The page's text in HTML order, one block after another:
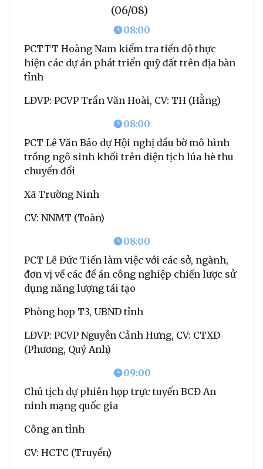
(06/08)
08:00
PCTTT Hoàng Nam kiểm tra tiến độ thực
hiện các dự án phát triển quỹ đất trên địa bàn
tỉnh
LĐVP: PCVP Trần Văn Hoài, CV: TH (Hằng)
08:00
PCT Lê Văn Bảo dự Hội nghị đầu bờ mô hình
trồng ngô sinh khối trên diện tịch lúa hè thu
chuyển đổi
Xã Trường Ninh
CV: NNMT (Toàn)
08:00
PCT Lê Đức Tiến làm việc với các sở, ngành,
đơn vị về các đề án công nghiệp chiến lược sử
dụng năng lượng tái tạo
Phòng họp T3, UBND tỉnh
LĐVP: PCVP Nguyễn Cảnh Hưng, CV: CTXD
(Phương, Quý Anh)
09:00
Chủ tịch dự phiên họp trực tuyến BCĐ An
ninh mạng quốc gia
Công an tỉnh
CV: HCTC (Truyền)